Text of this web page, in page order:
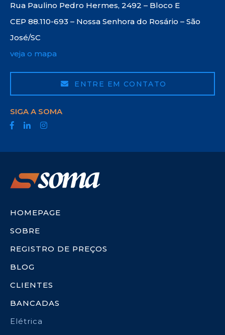
Rua Paulino Pedro Hermes, 2492 – Bloco E
CEP 88.110-693 – Nossa Senhora do Rosário – São
José/SC
veja o mapa
ENTRE EM CONTATO
SIGA A SOMA
HOMEPAGE
SOBRE
REGISTRO DE PREÇOS
BLOG
CLIENTES
BANCADAS
Elétrica